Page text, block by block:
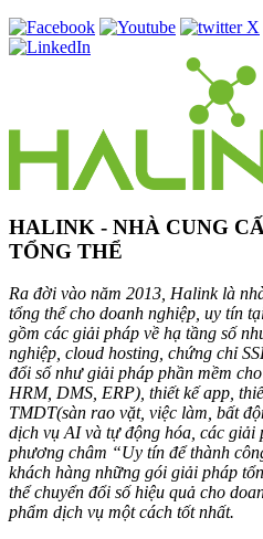
HALINK - NHÀ CUNG
TỔNG THỂ
Ra đời vào năm 2013, Halink là
tổng thể cho doanh nghiệp, uy tín
gồm các giải pháp về hạ tầng số
nghiệp, cloud hosting, chứng chỉ
đổi số như giải pháp phần mềm
HRM, DMS, ERP), thiết kế app,
TMDT(sàn rao vặt, việc làm, bất
dịch vụ AI và tự động hóa, các
phương châm “Uy tín để thành
khách hàng những gói giải pháp
thể chuyển đổi số hiệu quả cho
phẩm dịch vụ một cách tốt nhất.